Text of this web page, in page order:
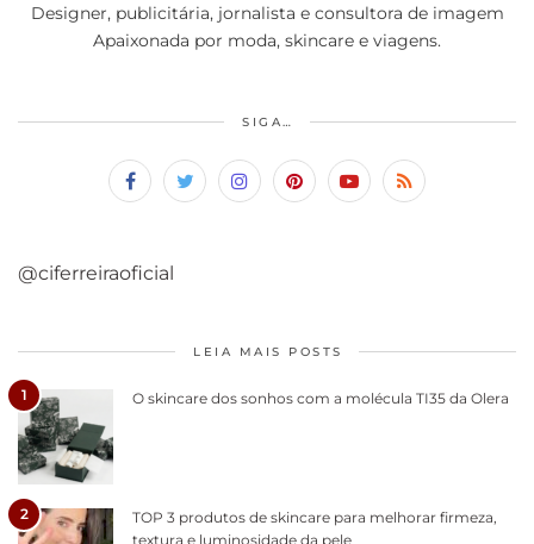
Designer, publicitária, jornalista e consultora de imagem
Apaixonada por moda, skincare e viagens.
SIGA…
@ciferreiraoficial
LEIA MAIS POSTS
1 O skincare dos sonhos com a molécula TI35 da Olera
2
TOP 3 produtos de skincare para melhorar firmeza,
textura e luminosidade da pele